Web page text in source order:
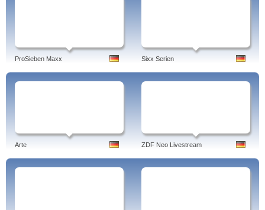
ProSieben Maxx Sixx Serien
Arte ZDF Neo Livestream